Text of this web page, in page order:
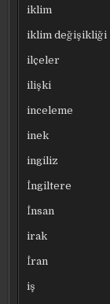
iklim
iklim değişikliği
ilçeler
ilişki
inceleme
inek
ingiliz
İngiltere
İnsan
irak
İran
iş